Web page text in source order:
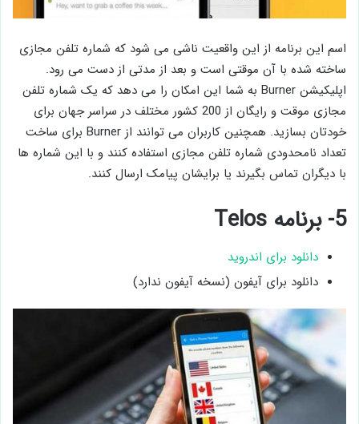
اسم این برنامه از این واقعیت ناشی می شود که شماره تلفن مجازی
ساخته شده با آن موقتی است و بعد از مدتی از دست می رود.
اپلیکیشن Burner به شما این امکان را می دهد که یک شماره تلفن
مجازی موقت و رایگان از 200 کشور مختلف در سراسر جهان برای
خودتان بسازید. همچنین کاربران می توانند از Burner برای ساخت
تعداد نامحدودی شماره تلفن مجازی استفاده کنند و با این شماره ها
با دیگران تماس بگیرند یا برایشان پیامک ارسال کنند.
5- برنامه Telos
دانلود برای اندروید
دانلود برای آیفون (نسخه آیفون ندارد)